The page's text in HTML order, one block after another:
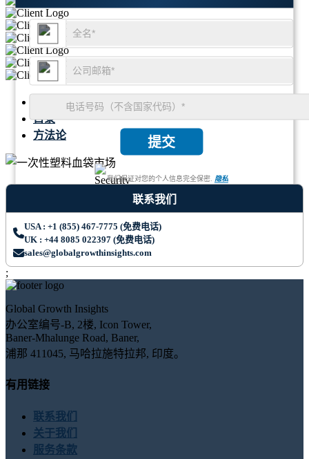
目录
方法论
提交
我们保证对您的个人信息完全保密. 隐私
联系我们
USA : +1 (855) 467-7775 (免费电话)
UK : +44 8085 022397 (免费电话)
sales@globalgrowthinsights.com
;
Global Growth Insights
办公室编号-B, 2楼, Icon Tower,
Baner-Mhalunge Road, Baner,
浦那 411045, 马哈拉施特拉邦, 印度。
有用链接
联系我们
关于我们
服务条款